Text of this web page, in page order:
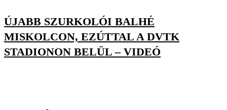
ÚJABB SZURKOLÓI BALHÉ
MISKOLCON, EZÚTTAL A DVTK
STADIONON BELÜL – VIDEÓ